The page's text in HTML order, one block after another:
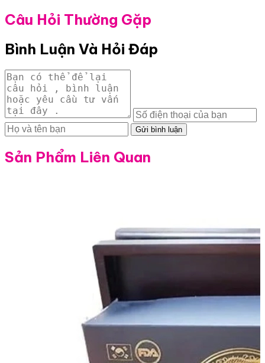
Câu Hỏi Thường Gặp
Bình Luận Và Hỏi Đáp
Gửi bình luận
Sản Phẩm Liên Quan